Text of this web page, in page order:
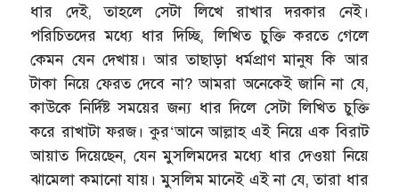
ধার দেই, তাহলে সেটা লিখে রাখার দরকার নেই।
পরিচিতদের মধ্যে ধার দিচ্ছি, লিখিত চুক্তি করতে গেলে
কেমন যেন দেখায়। আর তাছাড়া ধর্মপ্রাণ মানুষ কি আর
টাকা নিয়ে ফেরত দেবে না? আমরা অনেকেই জানি না যে,
কাউকে নির্দিষ্ট সময়ের জন্য ধার দিলে সেটা লিখিত চুক্তি
করে রাখাটা ফরজ। কুর‘আনে আল্লাহ এই নিয়ে এক বিরাট
আয়াত দিয়েছেন, যেন মুসলিমদের মধ্যে ধার দেওয়া নিয়ে
ঝামেলা কমানো যায়। মুসলিম মানেই এই না যে, তারা ধার